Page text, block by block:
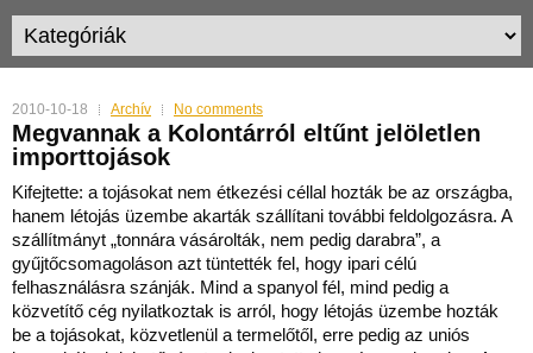
2010-10-18 Archív No comments
Megvannak a Kolontárról eltűnt jelöletlen
importtojások
Kifejtette: a tojásokat nem étkezési céllal hozták be az országba,
hanem létojás üzembe akarták szállítani további feldolgozásra. A
szállítmányt „tonnára vásárolták, nem pedig darabra”, a
gyűjtőcsomagoláson azt tüntették fel, hogy ipari célú
felhasználásra szánják. Mind a spanyol fél, mind pedig a
közvetítő cég nyilatkoztak is arról, hogy létojás üzembe hozták
be a tojásokat, közvetlenül a termelőtől, erre pedig az uniós